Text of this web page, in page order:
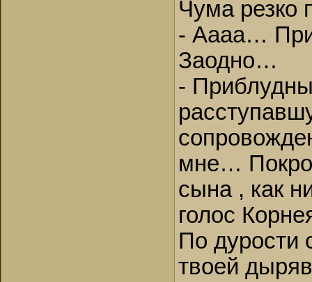
Чума резко
- Аааа…
Заодно…
-
мне…
сына , как
голос
По
твоей